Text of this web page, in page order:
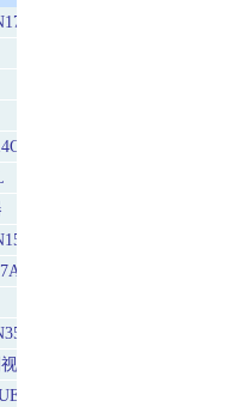
QL
L
L
L
觉传感器
30N5103